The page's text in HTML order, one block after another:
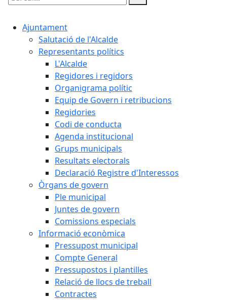
Cercar:
Ajuntament
Salutació de l'Alcalde
Representants polítics
L'Alcalde
Regidores i regidors
Organigrama polític
Equip de Govern i retribucions
Regidories
Codi de conducta
Agenda institucional
Grups municipals
Resultats electorals
Declaració Registre d'Interessos
Òrgans de govern
Ple municipal
Juntes de govern
Comissions especials
Informació econòmica
Pressupost municipal
Compte General
Pressupostos i plantilles
Relació de llocs de treball
Contractes